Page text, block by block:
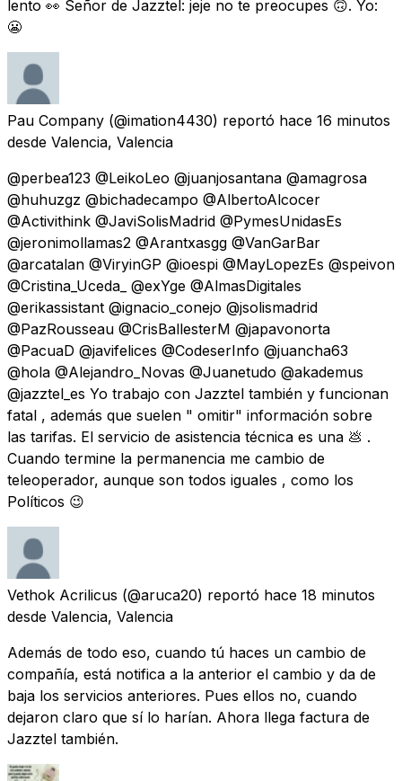
lento 👀 Señor de Jazztel: jeje no te preocupes 🙃. Yo:
😬
Pau Company (@imation4430) reportó hace 16 minutos
desde Valencia, Valencia
@perbea123 @LeikoLeo @juanjosantana @amagrosa
@huhuzgz @bichadecampo @AlbertoAlcocer
@Activithink @JaviSolisMadrid @PymesUnidasEs
@jeronimollamas2 @Arantxasgg @VanGarBar
@arcatalan @ViryinGP @ioespi @MayLopezEs @speivon
@Cristina_Uceda_ @exYge @AlmasDigitales
@erikassistant @ignacio_conejo @jsolismadrid
@PazRousseau @CrisBallesterM @japavonorta
@PacuaD @javifelices @CodeserInfo @juancha63
@hola @Alejandro_Novas @Juanetudo @akademus
@jazztel_es Yo trabajo con Jazztel también y funcionan
fatal , además que suelen " omitir" información sobre
las tarifas. El servicio de asistencia técnica es una 💩 .
Cuando termine la permanencia me cambio de
teleoperador, aunque son todos iguales , como los
Políticos 😉
Vethok Acrilicus (@aruca20) reportó hace 18 minutos
desde Valencia, Valencia
Además de todo eso, cuando tú haces un cambio de
compañía, está notifica a la anterior el cambio y da de
baja los servicios anteriores. Pues ellos no, cuando
dejaron claro que sí lo harían. Ahora llega factura de
Jazztel también.